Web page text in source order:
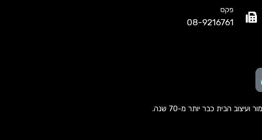
פקס
08-9216761
הבית כבר יותר מ-70 שנה.